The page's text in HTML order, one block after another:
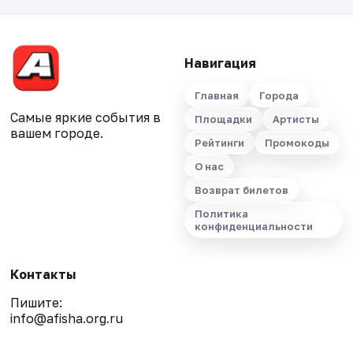
Самые яркие события в
вашем городе.
Навигация
Главная
Города
Площадки
Артисты
Рейтинги
Промокоды
О нас
Возврат билетов
Политика
конфиденциальности
Контакты
Пишите:
info@afisha.org.ru